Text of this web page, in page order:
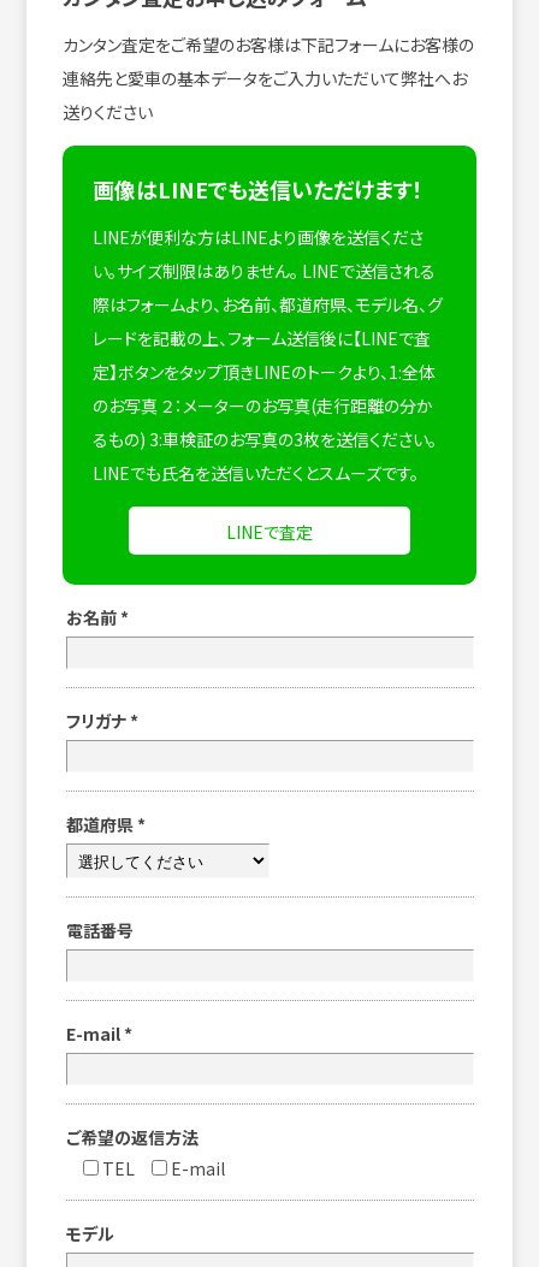
カンタン査定をご希望のお客様は下記フォームにお客様の
連絡先と愛車の基本データをご入力いただいて弊社へお
送りください
画像はLINEでも送信いただけます！
LINEが便利な方はLINEより画像を送信くださ
い。サイズ制限はありません。 LINEで送信される
際はフォームより、お名前、都道府県、モデル名、グ
レードを記載の上、フォーム送信後に【LINEで査
定】ボタンをタップ頂きLINEのトークより、1:全体
のお写真 ２：メーターのお写真(走行距離の分か
るもの) 3:車検証のお写真の3枚を送信ください。
LINEでも氏名を送信いただくとスムーズです。
LINEで査定
お名前 *
フリガナ *
都道府県 *
電話番号
E-mail *
ご希望の返信方法
TEL
E-mail
モデル